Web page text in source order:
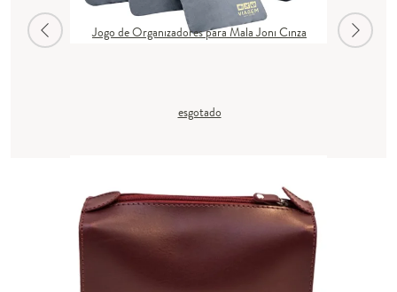
Jogo de Organizadores para Mala Joni Cinza
esgotado